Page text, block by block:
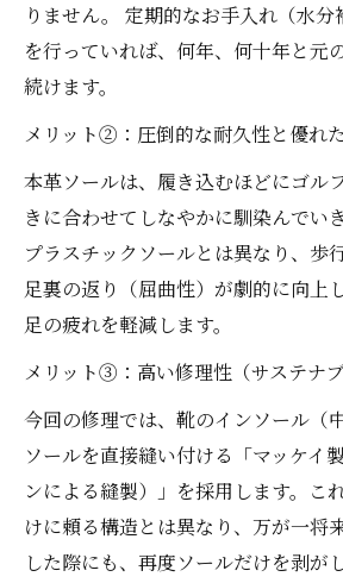
りません。 定期的なお手入れ（水分
を行っていれば、何年、何十年と元
続けます。
メリット②：圧倒的な耐久性と優れ
本革ソールは、履き込むほどにゴル
きに合わせてしなやかに馴染んでい
プラスチックソールとは異なり、歩
足裏の返り（屈曲性）が劇的に向上
足の疲れを軽減します。
メリット③：高い修理性（サステナ
今回の修理では、靴のインソール（
ソールを直接縫い付ける「マッケイ
ンによる縫製）」を採用します。こ
けに頼る構造とは異なり、万が一将
した際にも、再度ソールだけを剥が